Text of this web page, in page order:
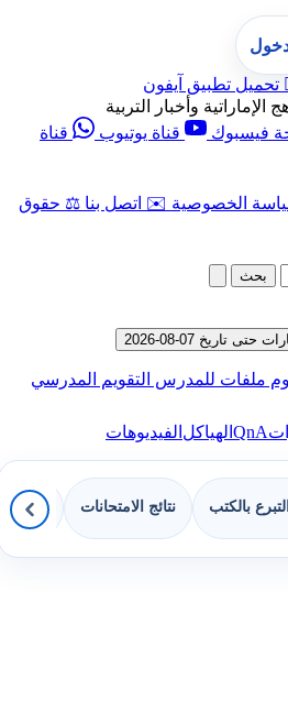
تحميل تطبيق آيفون
الإماراتية وأخبار التربية
فيسبوك قناة يوتيوب
قناة
الخصوصية ✉️ اتصل بنا ⚖️ حقوق
بحث
تاريخ 07-08-2026
ملفات للمدرس التقويم المدرسي
QnAالهياكلالفيديوهات
بالكتب نتائج الامتحانات